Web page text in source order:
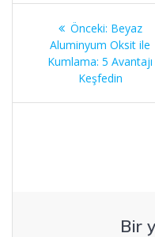
Yazı
gezinmesi
Önceki: Önceki
yazı:
Beyaz
Aluminyum Oksit ile
Kumlama: 5 Avantajı
Keşfedin
Bir